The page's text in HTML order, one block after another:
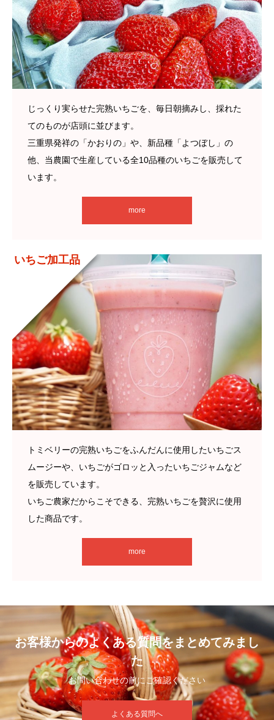
じっくり実らせた完熟いちごを、毎日朝摘みし、採れた
てのものが店頭に並びます。
三重県発祥の「かおりの」や、新品種「よつぼし」の
他、当農園で生産している全10品種のいちごを販売して
います。
more
いちご加工品
トミベリーの完熟いちごをふんだんに使用したいちごス
ムージーや、いちごがゴロッと入ったいちごジャムなど
を販売しています。
いちご農家だからこそできる、完熟いちごを贅沢に使用
した商品です。
more
お客様からのよくある質問をまとめてみまし
た
お問い合わせの前にご確認ください
よくある質問へ